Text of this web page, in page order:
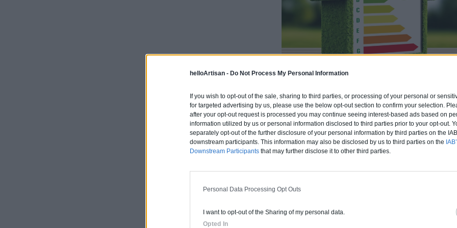
helloArtisan - Do Not Process My Personal Information
If you wish to opt-out of the sale, sharing to third parties, or processing of your personal or
for targeted advertising by us, please use the below opt-out section to confirm your selection.
after your opt-out request is processed you may continue seeing interest-based ads based on
information utilized by us or personal information disclosed to third parties prior to your opt-out.
separately opt-out of the further disclosure of your personal information by third parties on the
downstream participants. This information may also be disclosed by us to third parties on the
Downstream Participants that may further disclose it to other third parties.
Personal Data Processing Opt Outs
I want to opt-out of the Sharing of my personal data.
Opted In
Obtenez des chantiers
Les impacts de la transition
professionnels
Des règlementations plus exigeantes
L’un des premiers impacts de la transition énergétique
réglementaire. Les normes environnementales se
énergétique des bâtiments, de choix des matériaux et
professionnels doivent désormais intégrer ces